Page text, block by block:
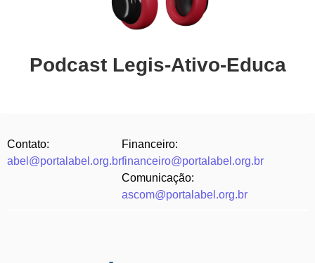
Podcast Legis-Ativo-Educa
Contato:
abel@portalabel.org.br
Financeiro:
financeiro@portalabel.org.br
Comunicação:
ascom@portalabel.org.br